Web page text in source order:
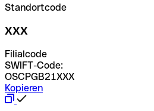
Standortcode
XXX
Filialcode
SWIFT-Code:
OSCPGB21XXX
Kopieren